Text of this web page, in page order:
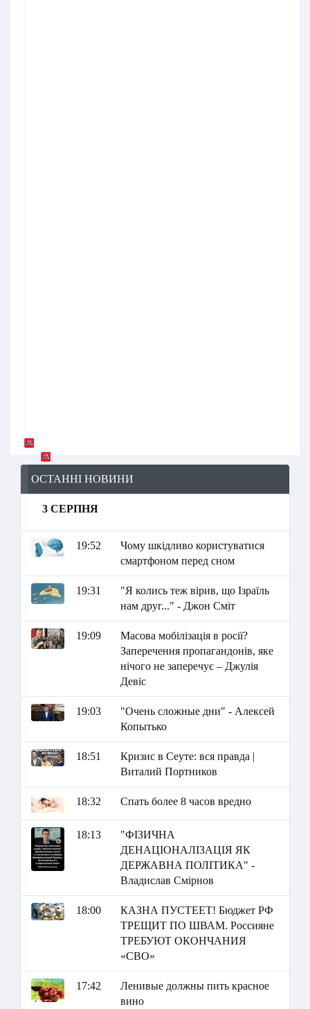
ОСТАННІ НОВИНИ
3 СЕРПНЯ
19:52
Чому шкідливо користуватися
смартфоном перед сном
19:31
"Я колись теж вірив, що Ізраїль
нам друг..." - Джон Сміт
19:09
Масова мобілізація в росії?
Заперечення пропагандонів, яке
нічого не заперечує – Джулія
Девіс
19:03
"Очень сложные дни" - Алексей
Копытько
18:51
Кризис в Сеуте: вся правда |
Виталий Портников
18:32 Спать более 8 часов вредно
18:13
"ФІЗИЧНА
ДЕНАЦІОНАЛІЗАЦІЯ ЯК
ДЕРЖАВНА ПОЛІТИКА" -
Владислав Смірнов
18:00
КАЗНА ПУСТЕЕТ! Бюджет РФ
ТРЕЩИТ ПО ШВАМ. Россияне
ТРЕБУЮТ ОКОНЧАНИЯ
«СВО»
17:42
Ленивые должны пить красное
вино